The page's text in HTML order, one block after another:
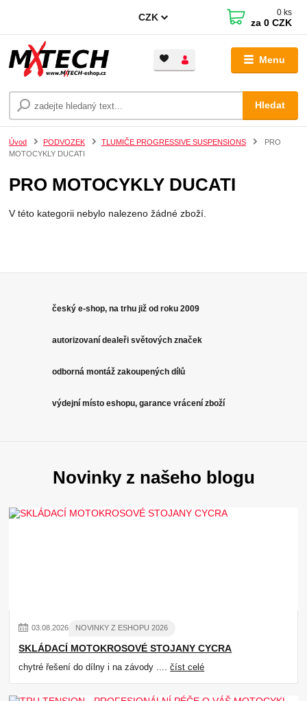
Menu
CZK
Hledat
0 ks
za 0 CZK
Úvod PODVOZEK TLUMIČE PROGRESSIVE SUSPENSIONS
PRO
MOTOCYKLY DUCATI
PRO MOTOCYKLY DUCATI
V této kategorii nebylo nalezeno žádné zboží.
český e-shop, na trhu již od roku 2009
autorizovaní dealeři světových značek
odborná montáž zakoupených dílů
výdejní místo eshopu, garance vrácení zboží
Novinky z našeho blogu
03. 08. 2026 NOVINKY Z ESHOPU 2026
SKLÁDACÍ MOTOKROSOVÉ STOJANY CYCRA
chytré řešení do dílny i na závody ....číst celé